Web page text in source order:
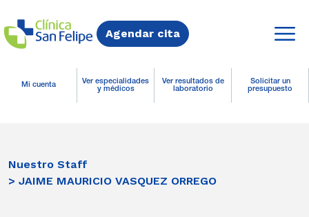
Agendar cita
Mi cuenta
Ver especialidades
y médicos
Ver resultados de
laboratorio
Solicitar un
presupuesto
Nuestro Staff
> JAIME MAURICIO VASQUEZ ORREGO